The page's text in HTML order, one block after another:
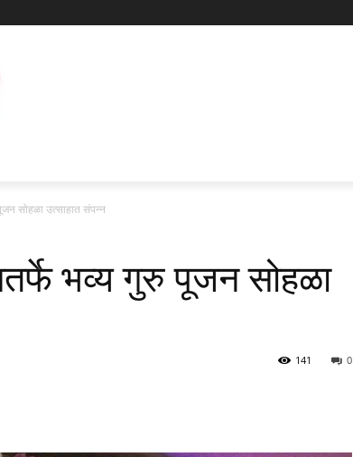
सोहळा उत्साहात संपन्न
भव्य गुरु पूजन सोहळा
0
141